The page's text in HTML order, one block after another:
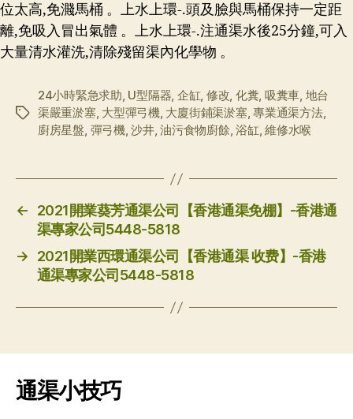
位太高,免濺馬桶 。上水上環-.頭及臉與馬桶保持一定距
離,免吸入冒出氣體 。上水上環-.注通渠水後25分鐘,可入
大量清水灌洗,清除殘留渠內化學物 。
标
24小時緊急求助, U型隔器, 企缸, 修改, 化糞, 吸糞車, 地台
渠嚴重淤塞, 大型彈弓機, 大廈街鋪渠淤塞,專業通渠方法,
廚房星盤, 彈弓機,沙井,油污食物廚餘,浴缸,維修水喉
←
2021開業葵芳通渠公司【香港通渠免棚】-香港通
渠專家公司5448-5818
→
2021開業西環通渠公司【香港通渠 收费】-香港
通渠專家公司5448-5818
通渠小技巧